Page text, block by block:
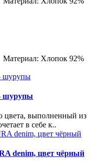
Хлопок 92%
шурупы
цвета, выполненный из
в себе к..
denim, цвет чёрный